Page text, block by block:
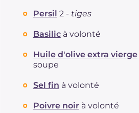
Persil 2 - tiges
Basilic à volonté
Huile d'olive extra vierge
soupe
Sel fin à volonté
Poivre noir à volonté